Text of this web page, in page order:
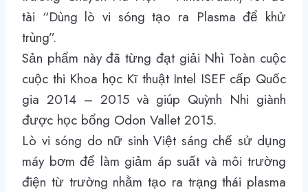
tài “Dùng lò vi sóng tạo ra Plasma để khử
trùng”.
Sản phẩm này đã từng đạt giải Nhì Toàn cuộc
cuộc thi Khoa học Kĩ thuật Intel ISEF cấp Quốc
gia 2014 – 2015 và giúp Quỳnh Nhi giành
được học bổng Odon Vallet 2015.
Lò vi sóng do nữ sinh Việt sáng chế sử dụng
máy bơm để làm giảm áp suất và môi trường
điện từ trường nhằm tạo ra trạng thái plasma